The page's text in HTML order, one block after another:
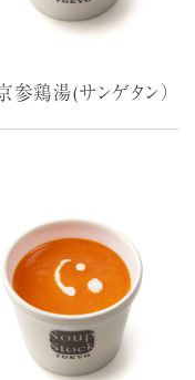
参鶏湯(サンゲタン）